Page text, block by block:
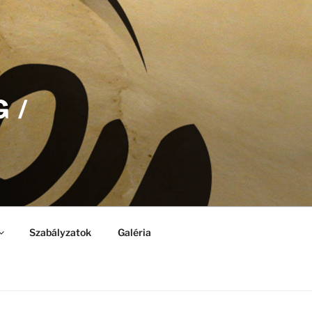
/
Szabályzatok Galéria